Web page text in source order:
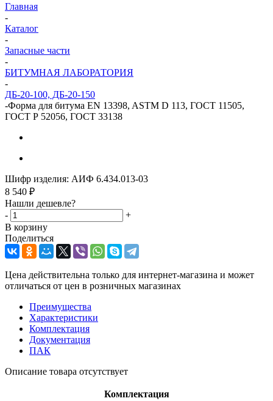
Главная
-
Каталог
-
Запасные части
-
БИТУМНАЯ ЛАБОРАТОРИЯ
-
ДБ-20-100, ДБ-20-150
-Форма для битума EN 13398, ASTM D 113, ГОСТ 11505,
ГОСТ Р 52056, ГОСТ 33138
Шифр изделия: АИФ 6.434.013-03
8 540 ₽
Нашли дешевле?
-
+
В корзину
Поделиться
Цена действительна только для интернет-магазина и может
отличаться от цен в розничных магазинах
Преимущества
Характеристики
Комплектация
Документация
ПАК
Описание товара отсутствует
Комплектация